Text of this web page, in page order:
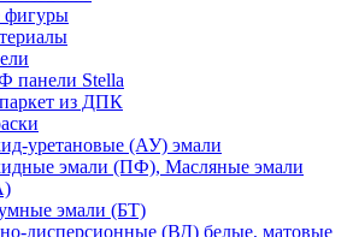
фигуры
панели Stella
из ДПК
уретановые (АУ) эмали
эмали (ПФ), Масляные эмали
эмали (БТ)
дисперсионные (ВД) белые, матовые